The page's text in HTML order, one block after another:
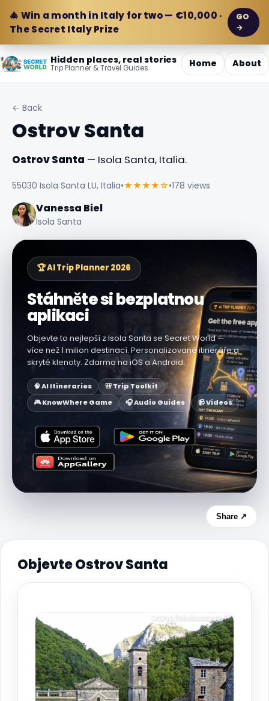
🎄 Win a month in Italy for two — €10,000 ·
The Secret Italy Prize
GO
→
Hidden places, real stories
Trip Planner & Travel Guides Home About
← Back
Ostrov Santa
Ostrov Santa — Isola Santa, Italia.
55030 Isola Santa LU, Italia•★★★★☆•178 views
Vanessa Biel
Isola Santa
🏆 AI Trip Planner 2026
Stáhněte si bezplatnou
aplikaci
Objevte to nejlepší z Isola Santa se Secret World —
více než 1 milion destinací. Personalizované itineráře a
skryté klenoty. Zdarma na iOS a Android.
🧠 AI Itineraries
🎒 Trip Toolkit
🎮 KnowWhere Game
🎧 Audio Guides 📹 Videos
Share ↗
Objevte Ostrov Santa